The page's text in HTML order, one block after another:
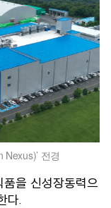
전경
을 신성장동력으
다.